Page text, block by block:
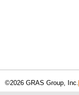
©2026 GRAS Group, Inc.